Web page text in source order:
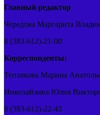
Главный редактор
Чередова Маргарита
8 (383-612)-21-00
Корреспонденты:
Теплякова Марина
Николайзина Юлия
8 (383-612)-22-43